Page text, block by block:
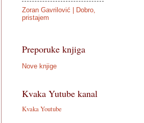
Zoran Gavrilović | Dobro,
pristajem
Preporuke knjiga
Nove knjige
Kvaka Yutube kanal
Kvaka Youtube